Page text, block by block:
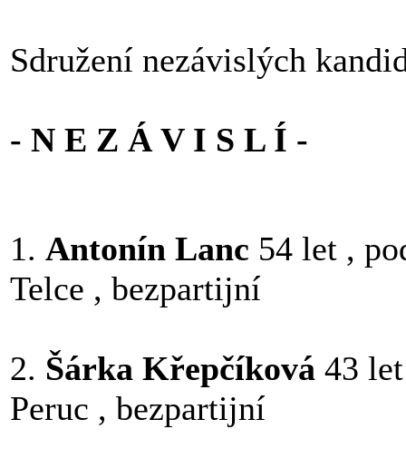
Sdružení nezávislých
- N E Z Á V I S L Í -
1. Antonín Lanc 54 let ,
Telce , bezpartijní
2. Šárka Křepčíková 43
Peruc , bezpartijní